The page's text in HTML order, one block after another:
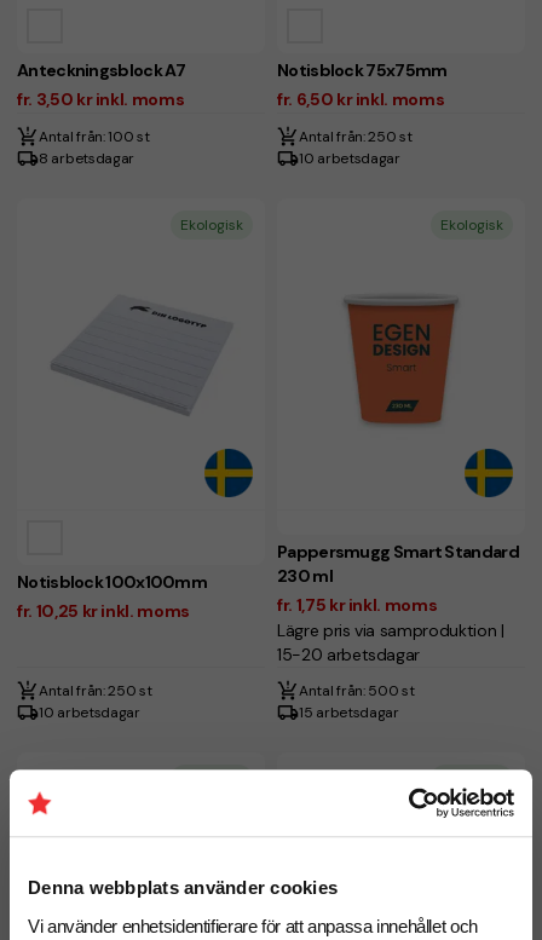
Denna webbplats använder cookies
Vi använder enhetsidentifierare för att anpassa innehållet och
Anteckningsblock A7
fr. 3,50 kr inkl. moms
Antal från: 100 st
8 arbetsdagar
Notisblock 75x75mm
fr. 6,50 kr inkl. moms
Antal från: 250 st
10 arbetsdagar
Ekologisk
Notisblock 100x100mm
fr. 10,25 kr inkl. moms
Antal från: 250 st
10 arbetsdagar
Ekologisk
Pappersmugg Smart Standard
230 ml
fr. 1,75 kr inkl. moms
Lägre pris via samproduktion |
15-20 arbetsdagar
Antal från: 500 st
15 arbetsdagar